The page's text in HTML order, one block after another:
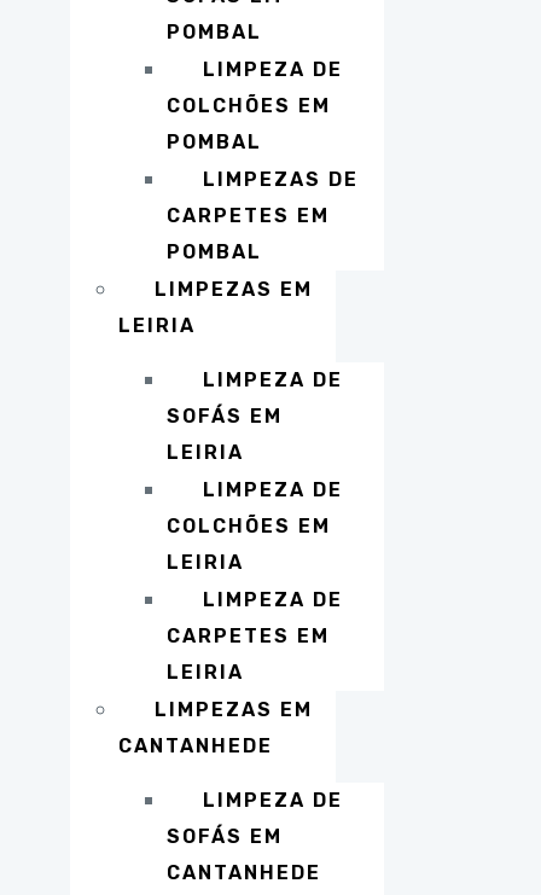
POMBAL
LIMPEZA DE
COLCHÕES EM
POMBAL
LIMPEZAS DE
CARPETES EM
POMBAL
LIMPEZAS EM
LEIRIA
LIMPEZA DE
SOFÁS EM
LEIRIA
LIMPEZA DE
COLCHÕES EM
LEIRIA
LIMPEZA DE
CARPETES EM
LEIRIA
LIMPEZAS EM
CANTANHEDE
LIMPEZA DE
SOFÁS EM
CANTANHEDE